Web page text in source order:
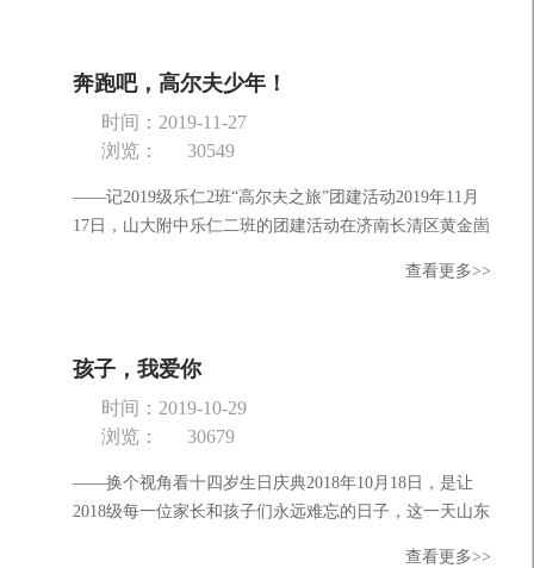
奔跑吧，高尔夫少年！
时间：2019-11-27
浏览：
30549
——记2019级乐仁2班“高尔夫之旅”团建活动2019年11月
17日，山大附中乐仁二班的团建活动在济南长清区黄金崮
查看更多>>
孩子，我爱你
时间：2019-10-29
浏览：
30679
——换个视角看十四岁生日庆典2018年10月18日，是让
2018级每一位家长和孩子们永远难忘的日子，这一天山东
查看更多>>